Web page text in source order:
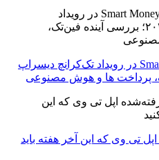
رونمایی از استیج Smart Money در رویداد تک‌کرانچ دیسراپ
تی وی که این آخر هفته باید